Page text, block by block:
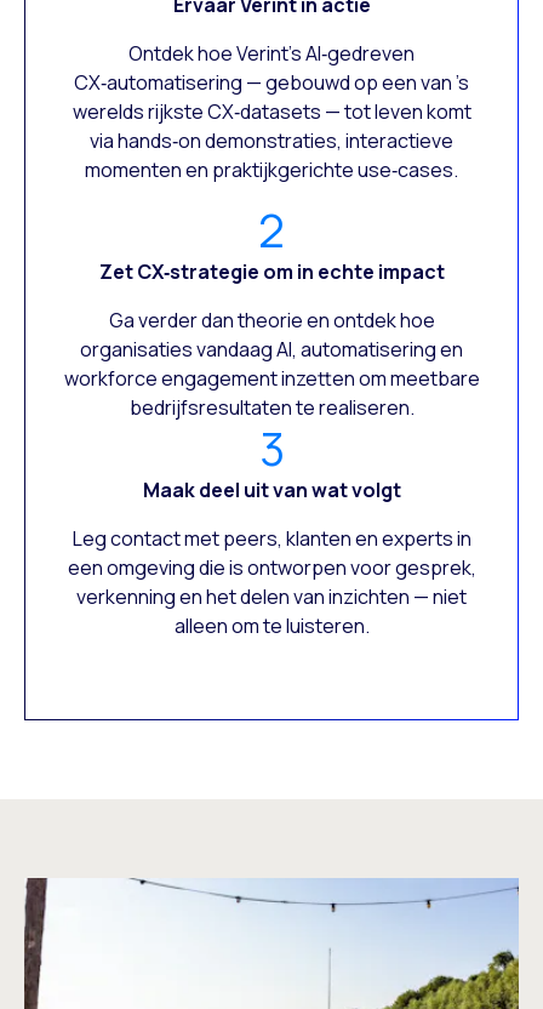
Ontdek hoe Verint’s AI‑gedreven
CX‑automatisering — gebouwd op een van ’s
werelds rijkste CX‑datasets — tot leven komt
via hands‑on demonstraties, interactieve
momenten en praktijkgerichte use‑cases.
2
Zet CX‑strategie om in echte impact
Ga verder dan theorie en ontdek hoe
organisaties vandaag AI, automatisering en
workforce engagement inzetten om meetbare
bedrijfsresultaten te realiseren.
3
Maak deel uit van wat volgt
Leg contact met peers, klanten en experts in
een omgeving die is ontworpen voor gesprek,
verkenning en het delen van inzichten — niet
alleen om te luisteren.